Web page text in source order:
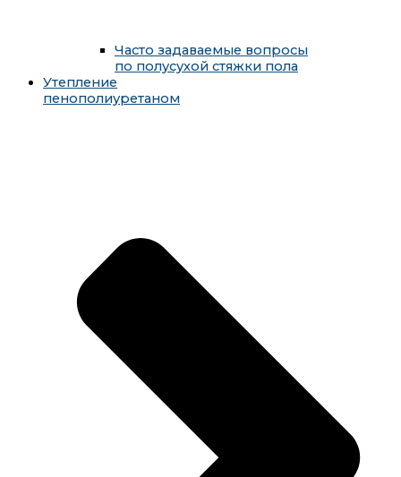
Часто задаваемые вопросы
по полусухой стяжки пола
Утепление
пенополиуретаном